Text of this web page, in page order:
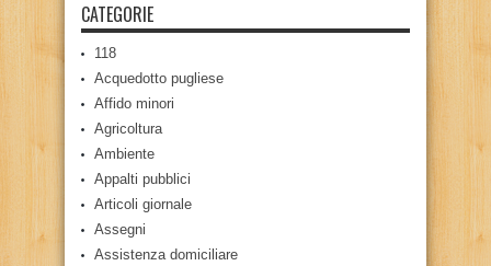
CATEGORIE
118
Acquedotto pugliese
Affido minori
Agricoltura
Ambiente
Appalti pubblici
Articoli giornale
Assegni
Assistenza domiciliare